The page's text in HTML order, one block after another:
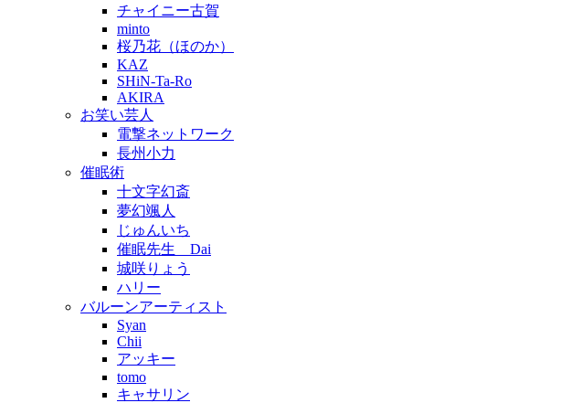
チャイニー古賀
minto
桜乃花（ほのか）
KAZ
SHiN-Ta-Ro
AKIRA
お笑い芸人
電撃ネットワーク
長州小力
催眠術
十文字幻斎
夢幻颯人
じゅんいち
催眠先生 Dai
城咲りょう
ハリー
バルーンアーティスト
Syan
Chii
アッキー
tomo
キャサリン